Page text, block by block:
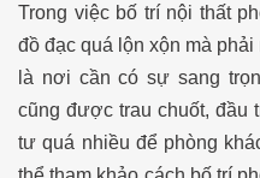
Trong việc bố trí nội thất
đồ đạc quá lộn xộn mà
là nơi cần có sự sang
cũng được trau chuốt, đầu
tư quá nhiều để phòng